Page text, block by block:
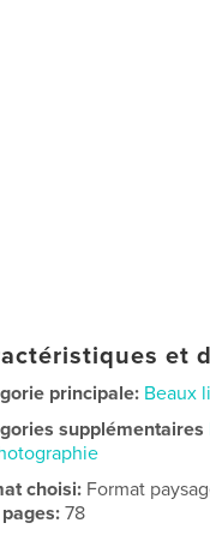
et
principale: Beaux
supplémentaires
choisi: Format
78